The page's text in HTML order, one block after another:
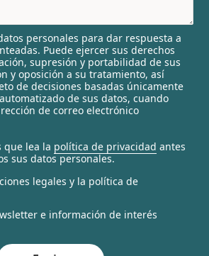
personales para dar respuesta a
Puede ejercer sus derechos
supresión y portabilidad de sus
y oposición a su tratamiento, así
de decisiones basadas únicamente
de sus datos, cuando
de correo electrónico
que lea la política de privacidad antes
sus datos personales.
legales y la política de
e información de interés